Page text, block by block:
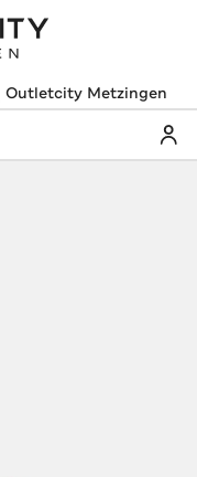
Outletcity Metzingen